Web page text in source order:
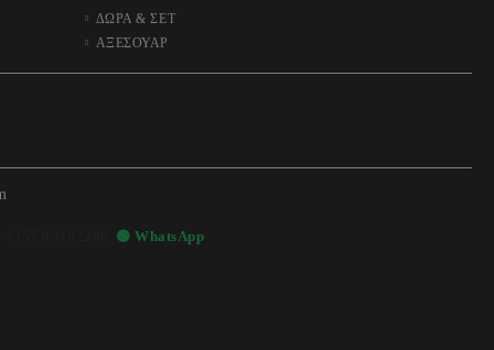
ΔΩΡΑ & ΣΕΤ
ΑΞΕΣΟΥΑΡ
🟢 WhatsApp